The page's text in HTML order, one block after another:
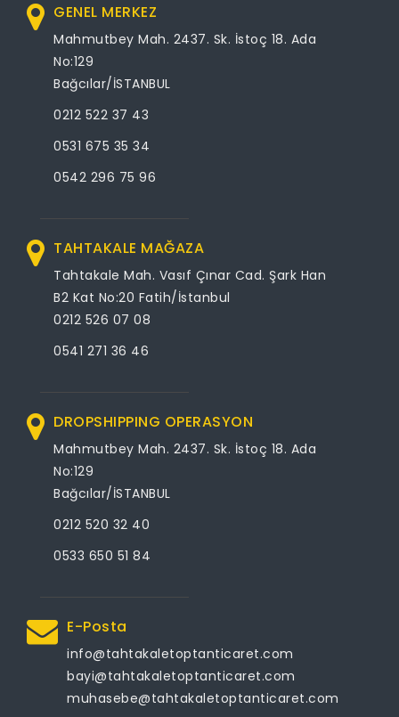
GENEL MERKEZ
Mahmutbey Mah. 2437. Sk. İstoç 18. Ada
No:129
Bağcılar/İSTANBUL
0212 522 37 43
0531 675 35 34
0542 296 75 96
TAHTAKALE MAĞAZA
Tahtakale Mah. Vasıf Çınar Cad. Şark Han
B2 Kat No:20 Fatih/İstanbul
0212 526 07 08
0541 271 36 46
DROPSHIPPING OPERASYON
Mahmutbey Mah. 2437. Sk. İstoç 18. Ada
No:129
Bağcılar/İSTANBUL
0212 520 32 40
0533 650 51 84
E-Posta
info@tahtakaletoptanticaret.com
bayi@tahtakaletoptanticaret.com
muhasebe@tahtakaletoptanticaret.com